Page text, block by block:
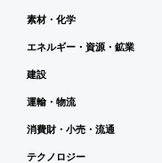
素材・化学
エネルギー・資源・鉱業
建設
運輸・物流
消費財・小売・流通
テクノロジー